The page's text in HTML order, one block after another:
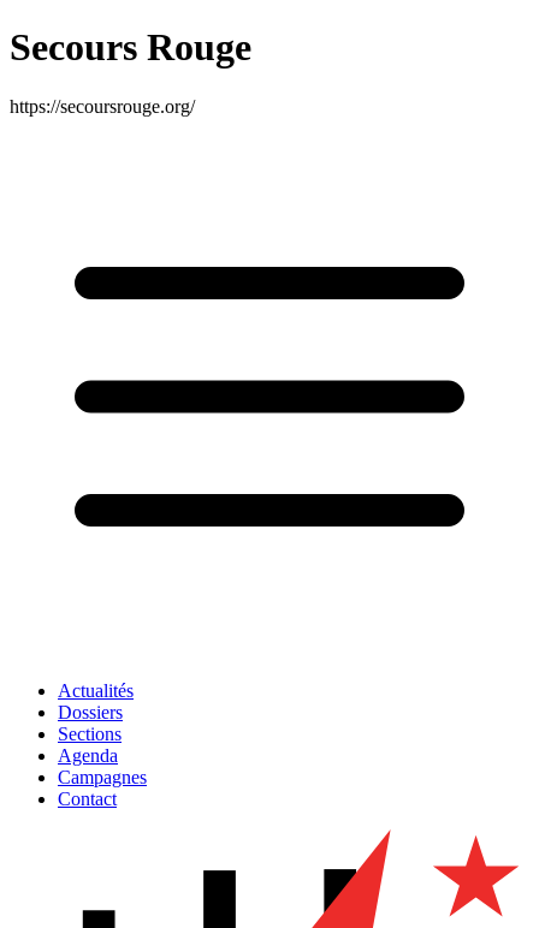
Secours Rouge
https://secoursrouge.org/
Actualités
Dossiers
Sections
Agenda
Campagnes
Contact